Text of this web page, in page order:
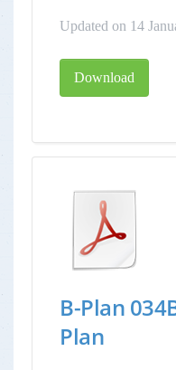
Updated on 14
Download
B-Plan
Plan